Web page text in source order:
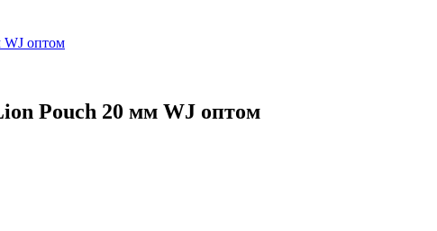
оптом
Pouch 20 мм WJ оптом